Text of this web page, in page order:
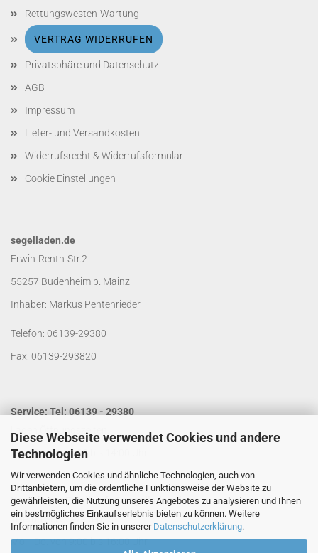
Diese Webseite verwendet Cookies und andere
Technologien
Wir verwenden Cookies und ähnliche Technologien, auch von
Drittanbietern, um die ordentliche Funktionsweise der Website zu
gewährleisten, die Nutzung unseres Angebotes zu analysieren und Ihnen
ein bestmögliches Einkaufserlebnis bieten zu können. Weitere
Informationen finden Sie in unserer Datenschutzerklärung.
Rettungswesten-Wartung
VERTRAG WIDERRUFEN
Privatsphäre und Datenschutz
AGB
Impressum
Liefer- und Versandkosten
Widerrufsrecht & Widerrufsformular
Cookie Einstellungen
segelladen.de
Erwin-Renth-Str.2
55257 Budenheim b. Mainz
Inhaber: Markus Pentenrieder
Telefon: 06139-29380
Fax: 06139-293820
Service: Tel: 06139 - 29380
Laden Öffnungszeiten:
Mo. - Do. von 9:00 bis 14:00 Uhr
Fr. von 9:00 bis 13:00 Uhr
Kontakt per Email:info@segelladen.de
Telefon Servicezeiten:
Mo. - Do. von 9:00 bis 16:00 Uhr